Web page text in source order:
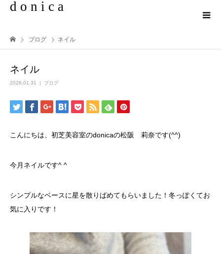
d o n i c a
ブログ ネイル
ネイル
2026.01.31 ブログ
こんにちは、初芝美容室のdonicaの松阪 莉奈です(^^)
今月ネイルです^ ^
シンプルなベースに星を散りばめてもらいました！冬っぽくてお
気に入りです！